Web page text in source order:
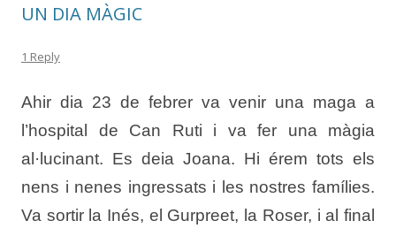
UN DIA MÀGIC
1 Reply
Ahir dia 23 de febrer va venir una maga a
l’hospital de Can Ruti i va fer una màgia
al·lucinant. Es deia Joana. Hi érem tots els
nens i nenes ingressats i les nostres famílies.
Va sortir la Inés, el Gurpreet, la Roser, i al final